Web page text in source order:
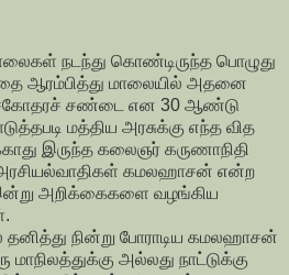
நடந்து கொண்டிருந்த பொழுது
ஆரம்பித்து மாலையில் அதனை
சகோதரச் சண்டை என 30 ஆண்டு
மத்திய அரசுக்கு எந்த வித
இருந்த கலைஞர் கருணாநிதி
கமலஹாசன் என்ற
அறிக்கைகளை வழங்கிய
தனித்து நின்று போராடிய கமலஹாசன்
அல்லது நாட்டுக்கு